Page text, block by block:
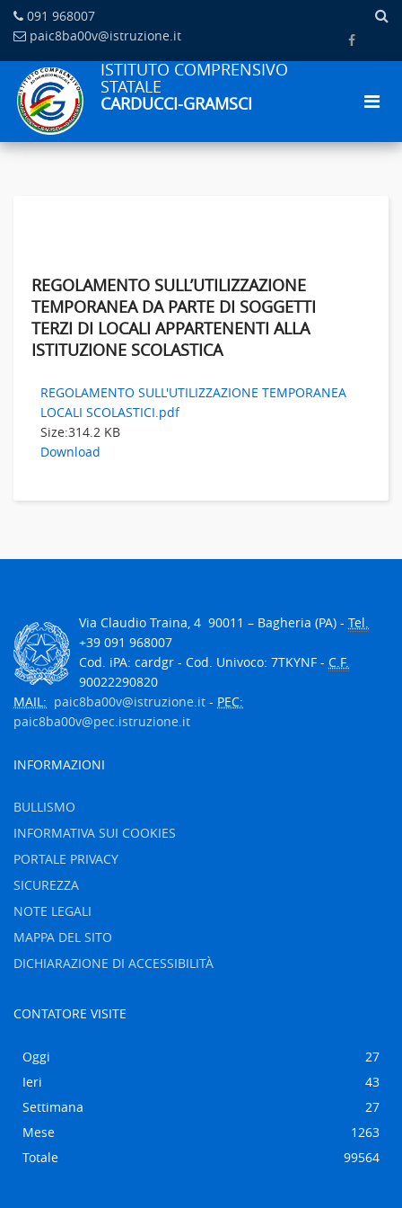
091 968007
paic8ba00v@istruzione.it
ISTITUTO COMPRENSIVO
STATALE
CARDUCCI-GRAMSCI
REGOLAMENTO SULL’UTILIZZAZIONE
TEMPORANEA DA PARTE DI SOGGETTI
TERZI DI LOCALI APPARTENENTI ALLA
ISTITUZIONE SCOLASTICA
REGOLAMENTO SULL'UTILIZZAZIONE TEMPORANEA
LOCALI SCOLASTICI.pdf
Size:314.2 KB
Download
Via Claudio Traina, 4 90011 – Bagheria (PA) - Tel.
+39 091 968007
Cod. iPA: cardgr - Cod. Univoco: 7TKYNF - C.F.
90022290820
MAIL: paic8ba00v@istruzione.it - PEC:
paic8ba00v@pec.istruzione.it
INFORMAZIONI
BULLISMO
INFORMATIVA SUI COOKIES
PORTALE PRIVACY
SICUREZZA
NOTE LEGALI
MAPPA DEL SITO
DICHIARAZIONE DI ACCESSIBILITÀ
CONTATORE VISITE
Oggi
27
Ieri
43
Settimana
27
Mese
1263
Totale
99564